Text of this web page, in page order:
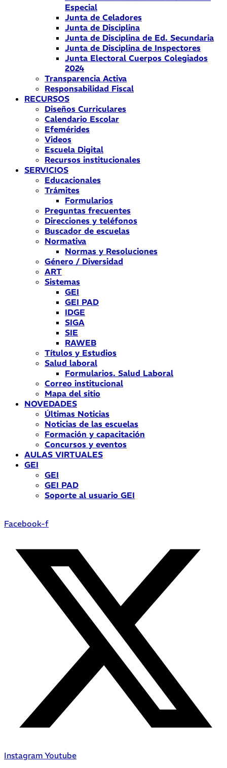
Especial
Junta de Celadores
Junta de Disciplina
Junta de Disciplina de Ed. Secundaria
Junta de Disciplina de Inspectores
Junta Electoral Cuerpos Colegiados
2024
Transparencia Activa
Responsabilidad Fiscal
RECURSOS
Diseños Curriculares
Calendario Escolar
Efemérides
Videos
Escuela Digital
Recursos institucionales
SERVICIOS
Educacionales
Trámites
Formularios
Preguntas frecuentes
Direcciones y teléfonos
Buscador de escuelas
Normativa
Normas y Resoluciones
Género / Diversidad
ART
Sistemas
GEI
GEI PAD
IDGE
SIGA
SIE
RAWEB
Títulos y Estudios
Salud laboral
Formularios. Salud Laboral
Correo institucional
Mapa del sitio
NOVEDADES
Últimas Noticias
Noticias de las escuelas
Formación y capacitación
Concursos y eventos
AULAS VIRTUALES
GEI
GEI
GEI PAD
Soporte al usuario GEI
Facebook-f
Instagram Youtube